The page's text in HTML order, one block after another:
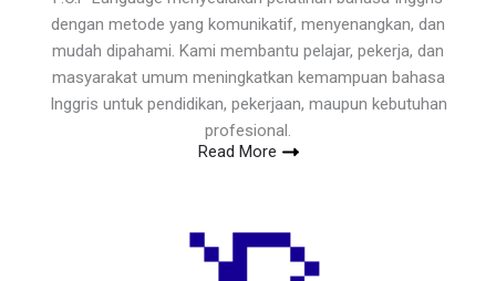
dengan metode yang komunikatif, menyenangkan, dan
mudah dipahami. Kami membantu pelajar, pekerja, dan
masyarakat umum meningkatkan kemampuan bahasa
Inggris untuk pendidikan, pekerjaan, maupun kebutuhan
profesional.
Read More